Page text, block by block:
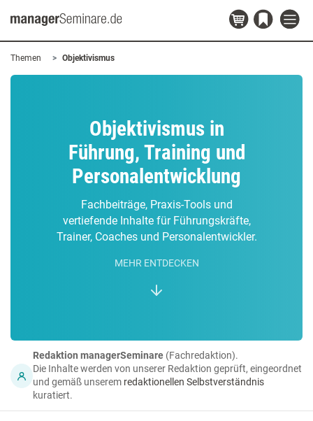
Themen Objektivismus
Objektivismus in
Führung, Training und
Personalentwicklung
Fachbeiträge, Praxis-Tools und
vertiefende Inhalte für Führungskräfte,
Trainer, Coaches und Personalentwickler.
MEHR ENTDECKEN
Redaktion managerSeminare (Fachredaktion).
Die Inhalte werden von unserer Redaktion geprüft, eingeordnet
und gemäß unserem redaktionellen Selbstverständnis
kuratiert.